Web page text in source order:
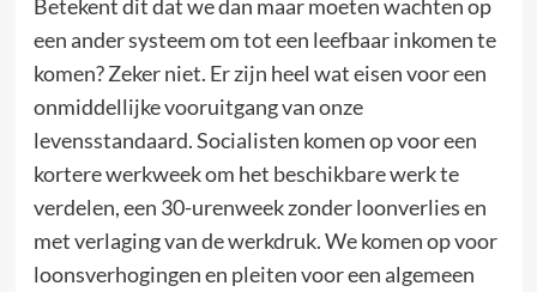
Betekent dit dat we dan maar moeten wachten op
een ander systeem om tot een leefbaar inkomen te
komen? Zeker niet. Er zijn heel wat eisen voor een
onmiddellijke vooruitgang van onze
levensstandaard. Socialisten komen op voor een
kortere werkweek om het beschikbare werk te
verdelen, een 30-urenweek zonder loonverlies en
met verlaging van de werkdruk. We komen op voor
loonsverhogingen en pleiten voor een algemeen